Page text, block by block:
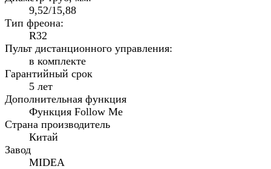
9,52/15,88
Тип фреона:
R32
Пульт дистанционного управления:
в комплекте
Гарантийный срок
5 лет
Дополнительная функция
Функция Follow Me
Страна производитель
Китай
Завод
MIDEA